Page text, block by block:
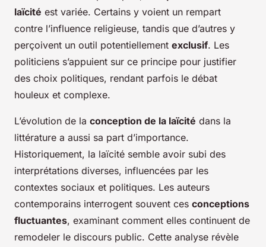
laïcité est variée. Certains y voient un rempart
contre l’influence religieuse, tandis que d’autres y
perçoivent un outil potentiellement exclusif. Les
politiciens s’appuient sur ce principe pour justifier
des choix politiques, rendant parfois le débat
houleux et complexe.
L’évolution de la conception de la laïcité dans la
littérature a aussi sa part d’importance.
Historiquement, la laïcité semble avoir subi des
interprétations diverses, influencées par les
contextes sociaux et politiques. Les auteurs
contemporains interrogent souvent ces conceptions
fluctuantes, examinant comment elles continuent de
remodeler le discours public. Cette analyse révèle